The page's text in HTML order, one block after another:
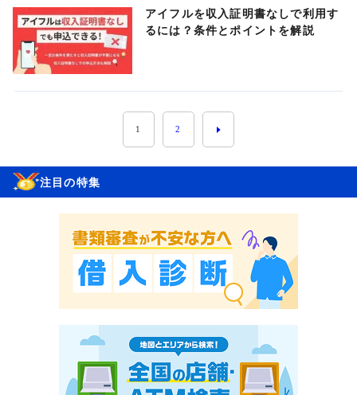
アイフルを収入証明書なしで利用す
るには？条件とポイントを解説
1 2
注目の特集